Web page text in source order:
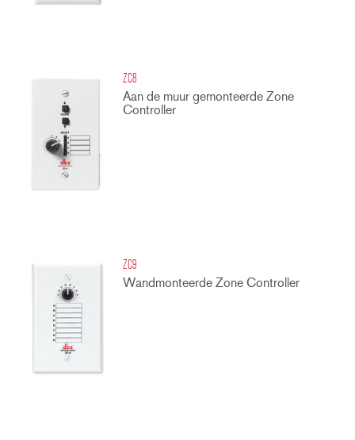
ZC8
Aan de muur gemonteerde Zone
Controller
ZC9
Wandmonteerde Zone Controller